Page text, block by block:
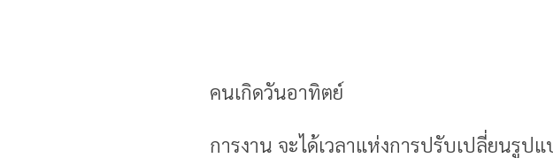
คนเกิดวันอาทิตย์
การงาน จะได้เวลาแห่งการปรับเปลี่ยนรูป